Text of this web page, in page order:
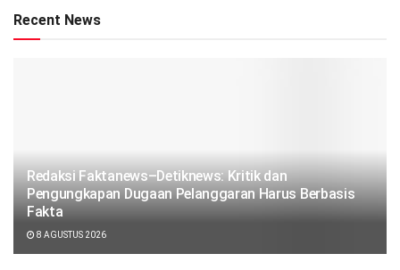
Recent News
Redaksi Faktanews–Detiknews: Kritik dan
Pengungkapan Dugaan Pelanggaran Harus Berbasis
Fakta
8 AGUSTUS 2026